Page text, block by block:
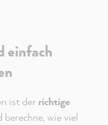
einfach
ist der richtige
berechne, wie viel